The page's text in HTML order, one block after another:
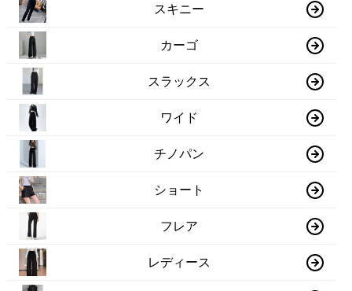
スキニー
カーゴ
スラックス
ワイド
チノパン
ショート
フレア
レディース